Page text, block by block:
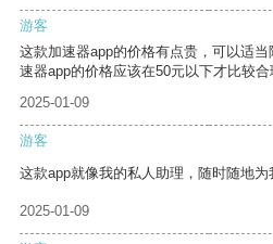
游客
这款加速器app的价格有点贵，可以适
速器app的价格应该在50元以下才比较合
2025-01-09
游客
这款app就像我的私人助理，随时随地为
2025-01-09